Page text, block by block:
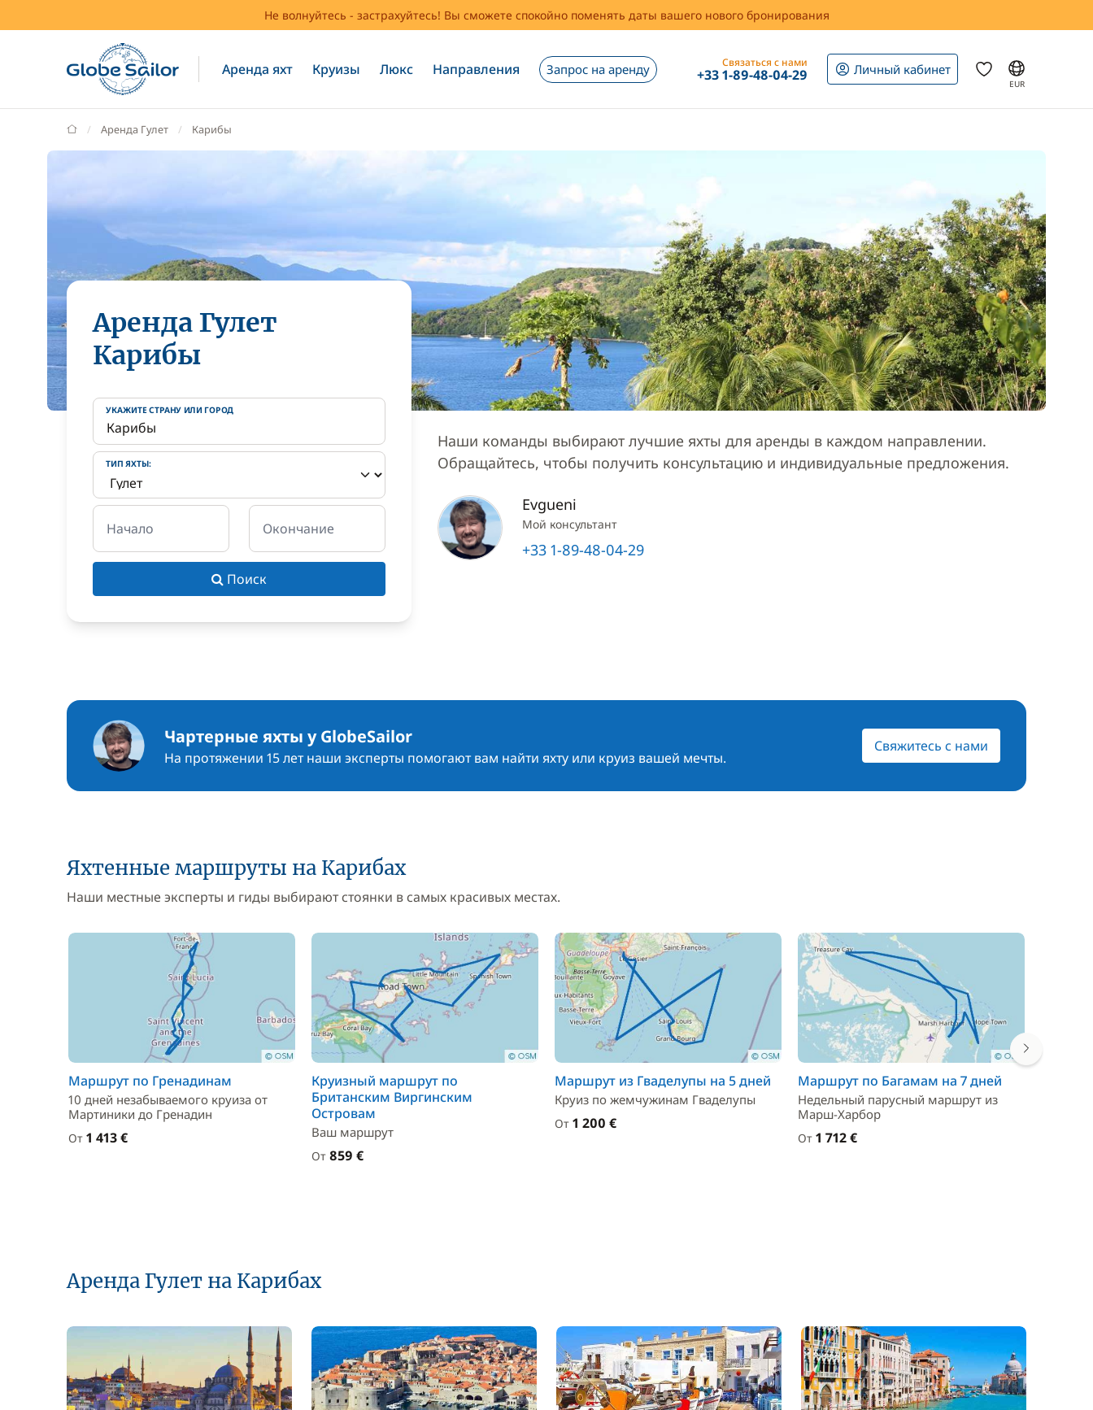
Не волнуйтесь - застрахуйтесь! Вы сможете спокойно поменять даты вашего нового бронирования
Аренда яхт Круизы Люкс Направления Запрос на аренду Связаться с нами
+33 1-89-48-04-29 Личный кабинет
EUR
GlobeSailor
Аренда Гулет Карибы
Аренда Гулет
Карибы
УКАЖИТЕ СТРАНУ ИЛИ ГОРОД
ТИП ЯХТЫ:
Начало Окончание
Поиск
Наши команды выбирают лучшие яхты для аренды в каждом направлении.
Обращайтесь, чтобы получить консультацию и индивидуальные предложения.
Evgueni
Мой консультант
+33 1-89-48-04-29
Чартерные яхты у GlobeSailor
На протяжении 15 лет наши эксперты помогают вам найти яхту или круиз вашей мечты.
Свяжитесь с нами
Яхтенные маршруты на Карибах
Наши местные эксперты и гиды выбирают стоянки в самых красивых местах.
Маршрут по Гренадинам
10 дней незабываемого круиза от
Мартиники до Гренадин
От 1 413 €
Круизный маршрут по
Британским Виргинским
Островам
Ваш маршрут
От 859 €
Маршрут из Гваделупы на 5 дней
Круиз по жемчужинам Гваделупы
От 1 200 €
Маршрут по Багамам на 7 дней
Недельный парусный маршрут из
Марш-Харбор
От 1 712 €
Аренда Гулет на Карибах